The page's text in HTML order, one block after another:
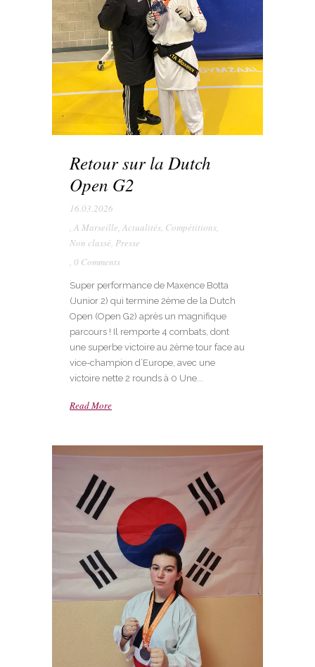
Retour sur la Dutch
Open G2
16.03.2026
, A Marseille, Actualités, Compétitions,
Non classé, Presse
, 0 Comments
Super performance de Maxence Botta
(Junior 2) qui termine 2ème de la Dutch
Open (Open G2) après un magnifique
parcours ! Il remporte 4 combats, dont
une superbe victoire au 2ème tour face au
vice-champion d’Europe, avec une
victoire nette 2 rounds à 0 Une...
Read More